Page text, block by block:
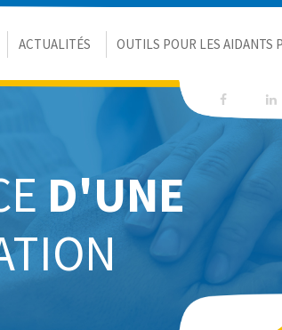
ACTUALITÉS OUTILS POUR LES AIDANTS
D'UNE